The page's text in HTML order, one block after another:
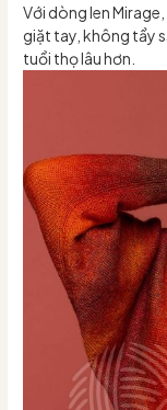
Với dòng len
giặt tay, không tẩy
tuổi thọ lâu hơn.